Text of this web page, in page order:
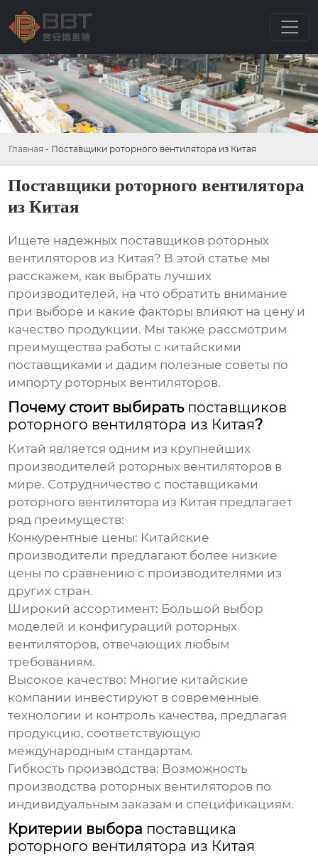
Главная - Поставщики роторного вентилятора из Китая
Поставщики роторного вентилятора
из Китая
Ищете надежных поставщиков роторных
вентиляторов из Китая? В этой статье мы
расскажем, как выбрать лучших
производителей, на что обратить внимание
при выборе и какие факторы влияют на цену и
качество продукции. Мы также рассмотрим
преимущества работы с китайскими
поставщиками и дадим полезные советы по
импорту роторных вентиляторов.
Почему стоит выбирать поставщиков
роторного вентилятора из Китая?
Китай является одним из крупнейших
производителей роторных вентиляторов в
мире. Сотрудничество с поставщиками
роторного вентилятора из Китая предлагает
ряд преимуществ:
Конкурентные цены: Китайские
производители предлагают более низкие
цены по сравнению с производителями из
других стран.
Широкий ассортимент: Большой выбор
моделей и конфигураций роторных
вентиляторов, отвечающих любым
требованиям.
Высокое качество: Многие китайские
компании инвестируют в современные
технологии и контроль качества, предлагая
продукцию, соответствующую
международным стандартам.
Гибкость производства: Возможность
производства роторных вентиляторов по
индивидуальным заказам и спецификациям.
Критерии выбора поставщика
роторного вентилятора из Китая